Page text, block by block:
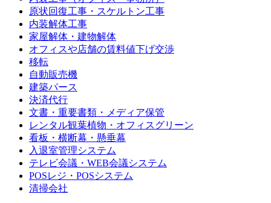
原状回復工事・スケルトン工事
内装解体工事
家屋解体・建物解体
オフィスや店舗の賃料値下げ交渉
移転
自動販売機
建築パース
決済代行
文書・重要書類・メディア保管
レンタル観葉植物・オフィスグリーン
看板・横断幕・懸垂幕
入退室管理システム
テレビ会議・WEB会議システム
POSレジ・POSシステム
清掃会社